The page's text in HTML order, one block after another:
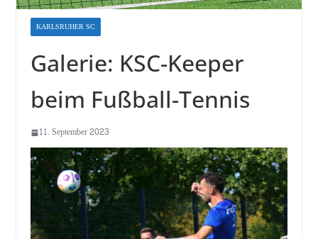
KARLSRUHER SC
Galerie: KSC-Keeper
beim Fußball-Tennis
11. September 2023